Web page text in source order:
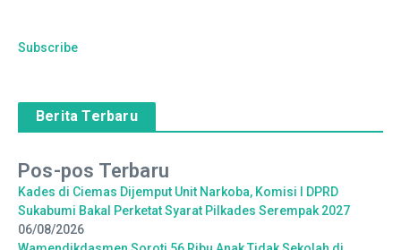
Subscribe
Berita Terbaru
Pos-pos Terbaru
Kades di Ciemas Dijemput Unit Narkoba, Komisi I DPRD
Sukabumi Bakal Perketat Syarat Pilkades Serempak 2027
06/08/2026